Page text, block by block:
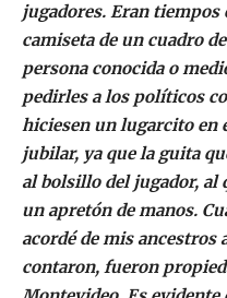
jugadores. Eran tiempos
camiseta de un cuadro
persona conocida o
pedirles a los políticos
hiciesen un lugarcito en
jubilar, ya que la guita
al bolsillo del jugador, al
un apretón de manos.
acordé de mis ancestros
contaron, fueron